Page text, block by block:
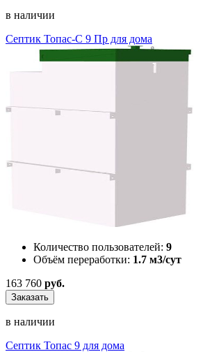
в наличии
Септик Топас-С 9 Пр для дома
Количество пользователей: 9
Объём переработки: 1.7 м3/сут
163 760 руб.
Заказать
в наличии
Септик Топас 9 для дома